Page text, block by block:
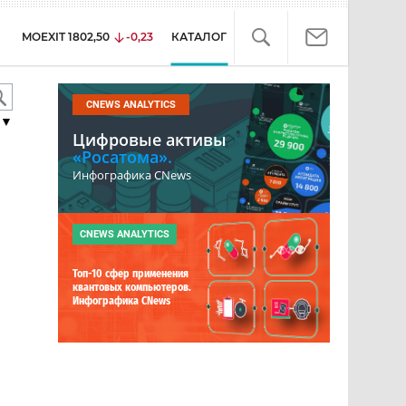
MOEXIT 1802,50 -0,23 КАТАЛОГ
CNEWS ANALYTICS
Цифровые активы
«Росатома».
Инфографика CNews
CNEWS ANALYTICS
Топ-10 сфер применения
квантовых компьютеров.
Инфографика CNews